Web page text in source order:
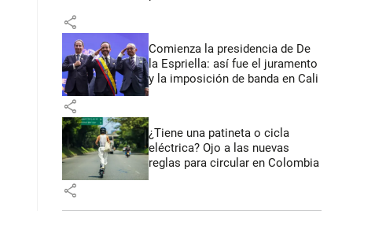
share
Comienza la presidencia de De
la Espriella: así fue el juramento
y la imposición de banda en Cali
share
¿Tiene una patineta o cicla
eléctrica? Ojo a las nuevas
reglas para circular en Colombia
share